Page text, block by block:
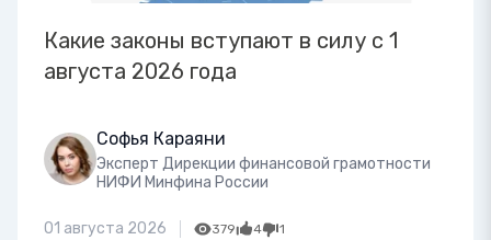
Какие законы вступают в силу с 1
августа 2026 года
Софья Караяни
Эксперт Дирекции финансовой грамотности
НИФИ Минфина России
01 августа 2026 379 4 1